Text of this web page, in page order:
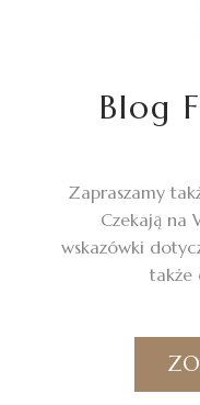
Blog
Zapraszamy
Czekają na
wskazówki
także